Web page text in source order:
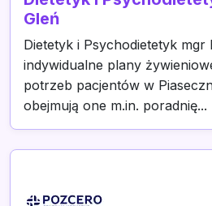
Gleń
Dietetyk i Psychodietetyk mgr
indywidualne plany
potrzeb pacjentów w
obejmują one m.in. poradnię...